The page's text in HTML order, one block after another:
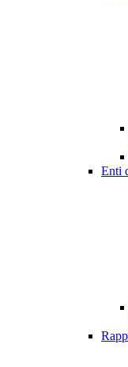
Enti